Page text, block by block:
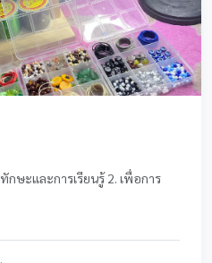
ษะและการเรียนรู้ 2. เพื่อการ